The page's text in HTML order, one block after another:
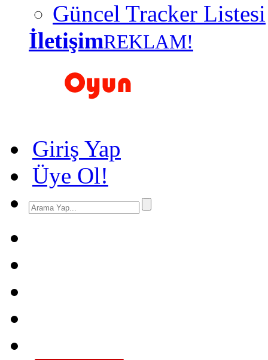
Güncel Tracker Listesi
İletişimREKLAM!
Giriş Yap
Üye Ol!